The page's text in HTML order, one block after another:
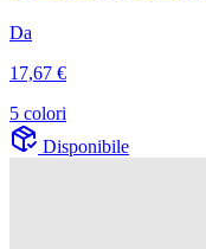
Da
17,67 €
5 colori
Disponibile